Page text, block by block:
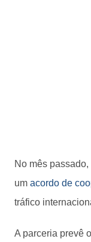
No mês
um acordo de
tráfico
A parceria prevê